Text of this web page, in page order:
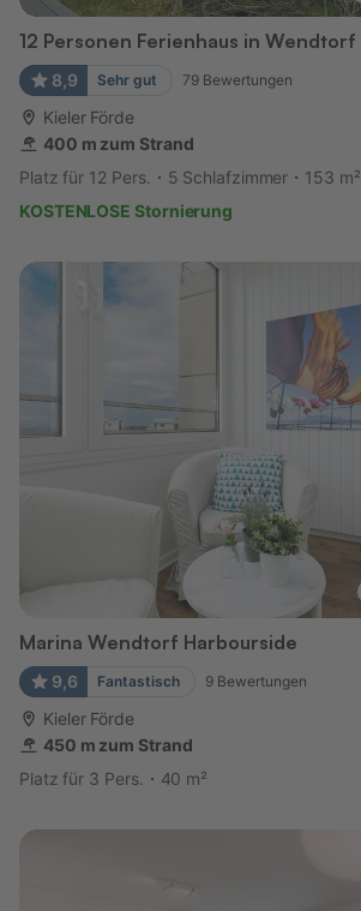
12 Personen Ferienhaus in Wendtorf
8,9 Sehr gut 79 Bewertungen
Kieler Förde
400 m zum Strand
Platz für 12 Pers.
5 Schlafzimmer
153 m²
KOSTENLOSE Stornierung
Marina Wendtorf Harbourside
9,6 Fantastisch 9 Bewertungen
Kieler Förde
450 m zum Strand
Platz für 3 Pers.
40 m²